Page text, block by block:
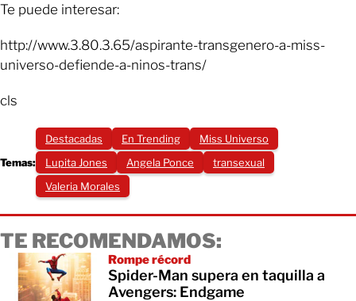
Te puede interesar:
http://www.3.80.3.65/aspirante-transgenero-a-miss-
universo-defiende-a-ninos-trans/
cls
Temas:
Destacadas En Trending
Miss Universo
Lupita Jones
Angela Ponce
transexual
Valeria Morales
TE RECOMENDAMOS:
Rompe récord
Spider-Man supera en taquilla a
Avengers: Endgame